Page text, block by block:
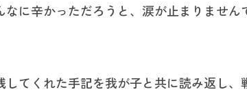
に辛かっただろうと、涙が止まりません
てくれた手記を我が子と共に読み返し、